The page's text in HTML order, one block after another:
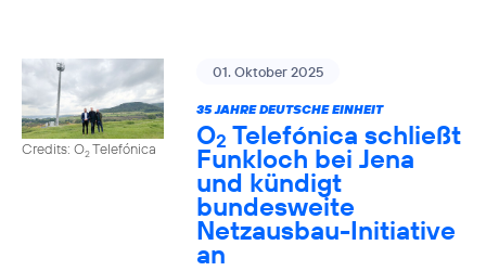
Credits: O2Telefónica
01. Oktober 2025
35 JAHRE DEUTSCHE EINHEIT
O2 Telefónica schließt
Funkloch bei Jena
und kündigt
bundesweite
Netzausbau-Initiative
an